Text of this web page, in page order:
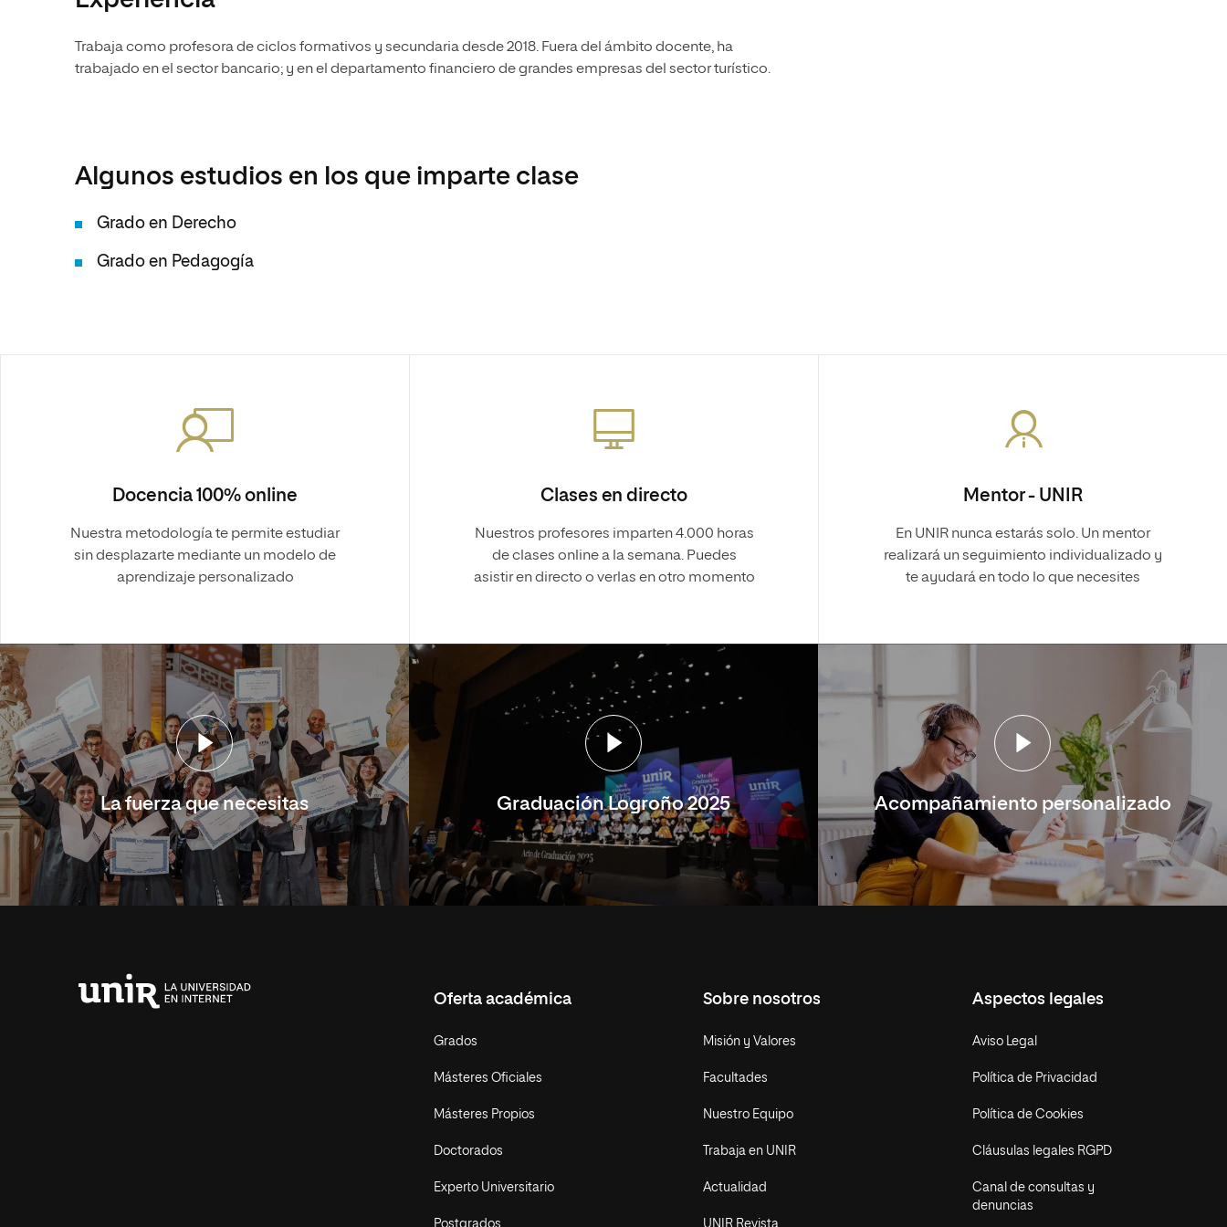
Trabaja como profesora de ciclos formativos y secundaria desde 2018. Fuera del ámbito docente, ha
trabajado en el sector bancario; y en el departamento financiero de grandes empresas del sector turístico.
Algunos estudios en los que imparte clase
Grado en Derecho
Grado en Pedagogía
Docencia 100% online
Nuestra metodología te permite estudiar
sin desplazarte mediante un modelo de
aprendizaje personalizado
Clases en directo
Nuestros profesores imparten 4.000 horas
de clases online a la semana. Puedes
asistir en directo o verlas en otro momento
Mentor - UNIR
En UNIR nunca estarás solo. Un mentor
realizará un seguimiento individualizado y
te ayudará en todo lo que necesites
La fuerza que necesitas Graduación Logroño 2025 Acompañamiento personalizado
Oferta académica
Grados
Másteres Oficiales
Másteres Propios
Doctorados
Experto Universitario
Postgrados
Sobre nosotros
Misión y Valores
Facultades
Nuestro Equipo
Trabaja en UNIR
Actualidad
UNIR Revista
Aspectos legales
Aviso Legal
Política de Privacidad
Política de Cookies
Cláusulas legales RGPD
Canal de consultas y
denuncias